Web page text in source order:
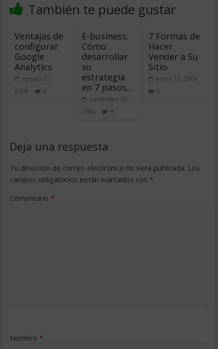
También te puede gustar
Ventajas de
configurar
Google
Analytics
agosto 31,
2009
0
E-business:
Cómo
desarrollar
su
estrategia
en 7 pasos…
noviembre 25,
2004
9
7 Formas de
Hacer
Vender a Su
Sitio
enero 15, 2009
0
Deja una respuesta
Tu dirección de correo electrónico no será publicada. Los
campos obligatorios están marcados con *
Comentario *
Nombre *